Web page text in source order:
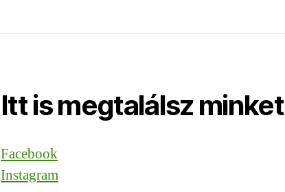
Itt is megtalálsz minket
Facebook
Instagram